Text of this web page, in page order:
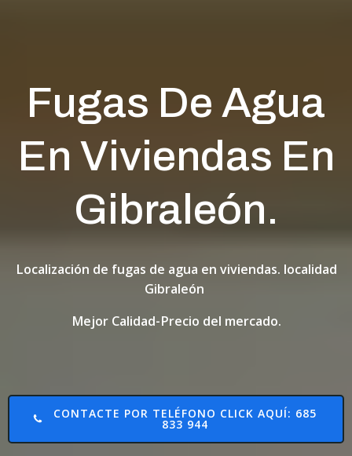
Fugas De Agua
En Viviendas En
Gibraleón.
Localización de fugas de agua en viviendas. localidad
Gibraleón
Mejor Calidad-Precio del mercado.
CONTACTE POR TELÉFONO CLICK AQUÍ: 685
833 944